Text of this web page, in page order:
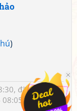
)
đã sửa 1 lần,